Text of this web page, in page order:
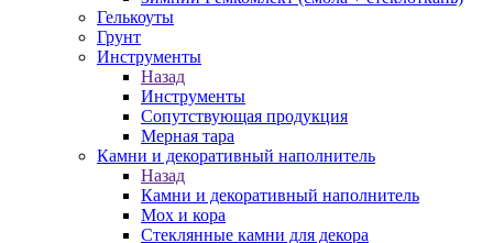
Гелькоуты
Грунт
Инструменты
Назад
Инструменты
Сопутствующая продукция
Мерная тара
Камни и декоративный наполнитель
Назад
Камни и декоративный наполнитель
Мох и кора
Стеклянные камни для декора